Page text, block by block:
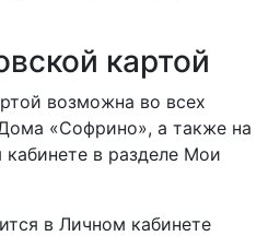
картой
возможна во всех
«Софрино», а также на
в разделе Мои
в Личном кабинете